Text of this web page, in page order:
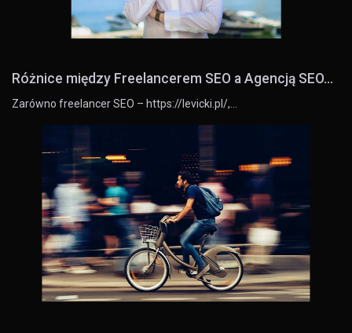
Różnice między Freelancerem SEO a Agencją SEO...
Zarówno freelancer SEO – https://levicki.pl/,…